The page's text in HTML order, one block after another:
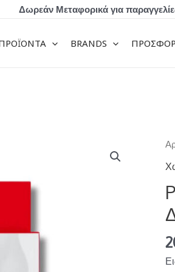
Δωρεάν Μεταφορικά για
BRANDS
και